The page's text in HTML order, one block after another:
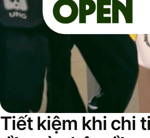
Tiết kiệm khi chi